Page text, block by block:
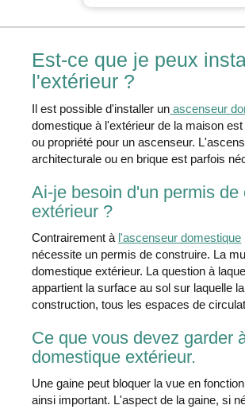
Est-ce que je peux
l'extérieur ?
Il est possible d'installer un ascenseur
domestique à l'extérieur de la maison
ou propriété pour un ascenseur.
architecturale ou en brique est parfois
Ai-je besoin d'un permis
extérieur ?
Contrairement à l'ascenseur domestique
nécessite un permis de construire. La
domestique extérieur. La question à
appartient la surface au sol sur laquelle
construction, tous les espaces de
Ce que vous devez garder
domestique extérieur.
Une gaine peut bloquer la vue en
ainsi important. L'aspect de la gaine, si